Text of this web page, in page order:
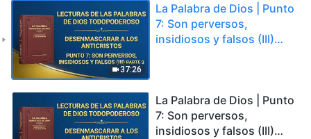
37:26
La Palabra de Dios | Punto
7: Son perversos,
insidiosos y falsos (III)
La Palabra de Dios | Punto
7: Son perversos,
insidiosos y falsos (III)